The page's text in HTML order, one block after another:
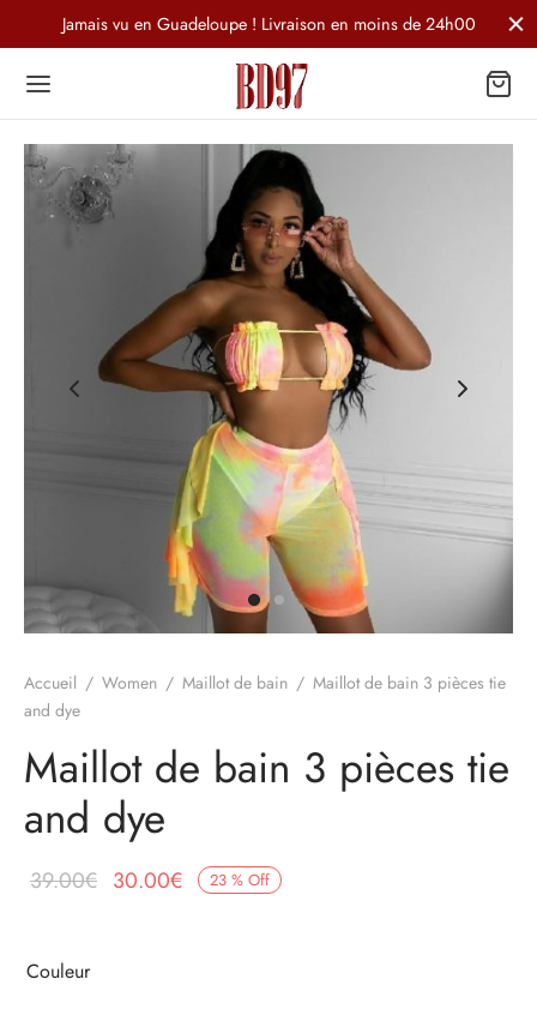
Jamais vu en Guadeloupe ! Livraison en moins de 24h00
Accueil / Women / Maillot de bain / Maillot de bain 3 pièces tie
and dye
Maillot de bain 3 pièces tie
and dye
23 % Off
39.00€ 30.00€
Couleur